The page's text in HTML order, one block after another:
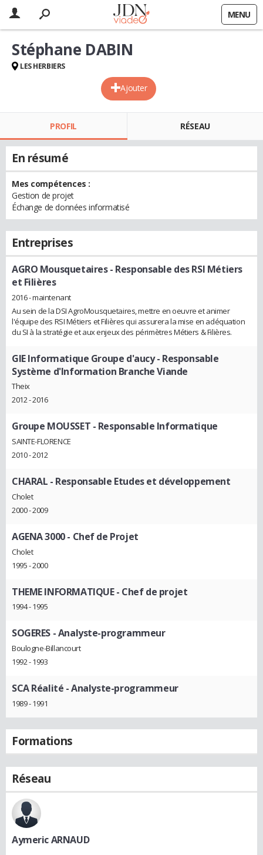
MENU
Ajouter
Stéphane DABIN
LES HERBIERS
PROFIL RÉSEAU
En résumé
Mes compétences :
Gestion de projet
Échange de données informatisé
Entreprises
AGRO Mousquetaires- Responsable des RSI Métiers
et Filières
2016 - maintenant
Au sein de la DSI AgroMousquetaires, mettre en oeuvre et animer
l'équipe des RSI Métiers et Filières qui assurera la mise en adéquation
du SI à la stratégie et aux enjeux des périmètres Métiers & Filières.
GIE Informatique Groupe d'aucy- Responsable
Système d'Information Branche Viande
Theix
2012 - 2016
Groupe MOUSSET - Responsable Informatique
SAINTE-FLORENCE
2010 - 2012
CHARAL - Responsable Etudes et développement
Cholet
2000 - 2009
AGENA 3000- Chef de Projet
Cholet
1995 - 2000
THEME INFORMATIQUE- Chef de projet
1994 - 1995
SOGERES - Analyste-programmeur
Boulogne-Billancourt
1992 - 1993
SCA Réalité - Analyste-programmeur
1989 - 1991
Formations
Réseau
Aymeric ARNAUD